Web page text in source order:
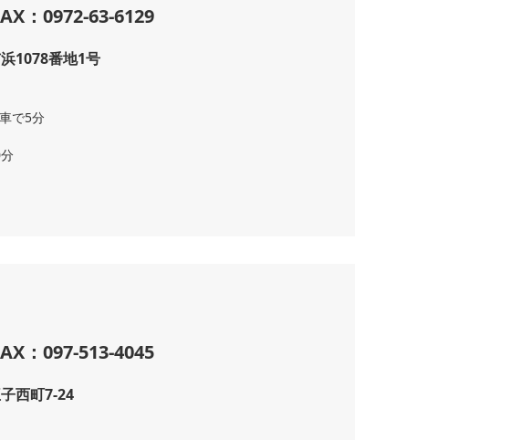
：0972-63-6129
1078番地1号
で5分
：097-513-4045
西町7-24